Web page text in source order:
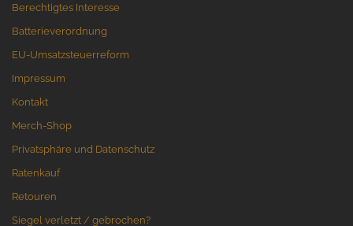
Berechtigtes Interesse
Batterieverordnung
EU-Umsatzsteuerreform
Impressum
Kontakt
Merch-Shop
Privatsphäre und Datenschutz
Ratenkauf
Retouren
Siegel verletzt / gebrochen?